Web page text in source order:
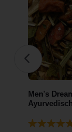
Men's